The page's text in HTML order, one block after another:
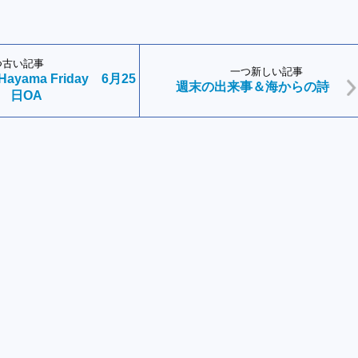
い記事
Friday 6月25
日OA
一つ新しい記事
週末の出来事＆海からの詩